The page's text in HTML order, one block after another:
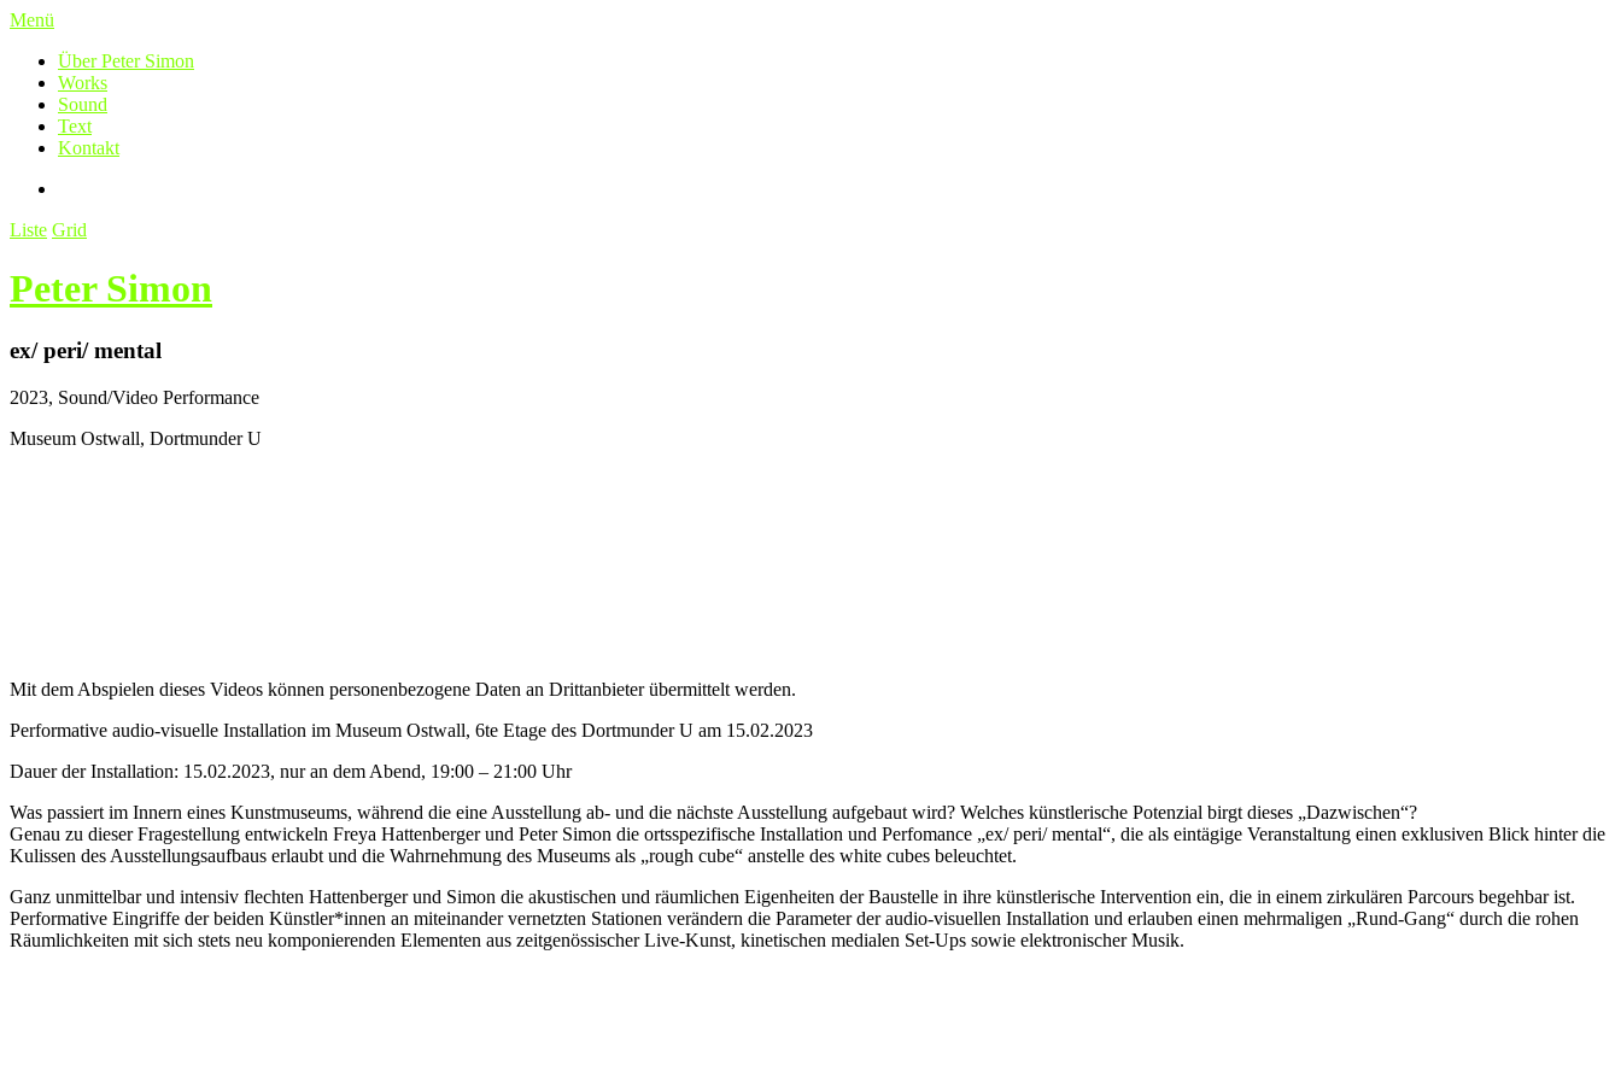
Menü
Über Peter Simon
Works
Sound
Text
Kontakt
Liste Grid
Peter Simon
ex/ peri/ mental
2023, Sound/Video Performance
Museum Ostwall, Dortmunder U
Mit dem Abspielen dieses Videos können personenbezogene Daten an Drittanbieter übermittelt werden.
Performative audio-visuelle Installation im Museum Ostwall, 6te Etage des Dortmunder U am 15.02.2023
Dauer der Installation: 15.02.2023, nur an dem Abend, 19:00 – 21:00 Uhr
Was passiert im Innern eines Kunstmuseums, während die eine Ausstellung ab- und die nächste Ausstellung aufgebaut wird? Welches künstlerische Potenzial birgt dieses „Dazwischen“?
Genau zu dieser Fragestellung entwickeln Freya Hattenberger und Peter Simon die ortsspezifische Installation und Perfomance „ex/ peri/ mental“, die als eintägige Veranstaltung einen exklusiven Blick hinter die
Kulissen des Ausstellungsaufbaus erlaubt und die Wahrnehmung des Museums als „rough cube“ anstelle des white cubes beleuchtet.
Ganz unmittelbar und intensiv flechten Hattenberger und Simon die akustischen und räumlichen Eigenheiten der Baustelle in ihre künstlerische Intervention ein, die in einem zirkulären Parcours begehbar ist.
Performative Eingriffe der beiden Künstler*innen an miteinander vernetzten Stationen verändern die Parameter der audio-visuellen Installation und erlauben einen mehrmaligen „Rund-Gang“ durch die rohen
Räumlichkeiten mit sich stets neu komponierenden Elementen aus zeitgenössischer Live-Kunst, kinetischen medialen Set-Ups sowie elektronischer Musik.